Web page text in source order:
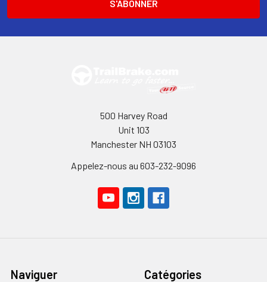
500 Harvey Road
Unit 103
Manchester NH 03103
Appelez-nous au 603-232-9096
Naviguer Catégories